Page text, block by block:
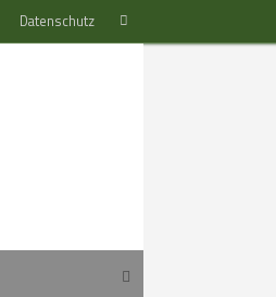
Datenschutz
nach:
Suchen
Suchen